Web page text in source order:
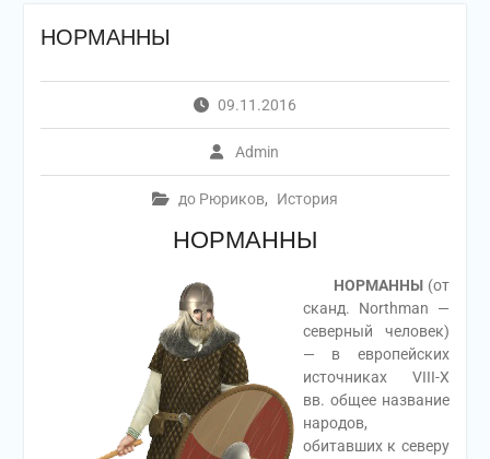
НОРМАННЫ
09.11.2016
Admin
до Рюриков, История
НОРМАННЫ
НОРМАННЫ(от
сканд. Northman —
северный человек)
— в европейских
источниках VIII-X
вв. общее название
народов,
обитавших к северу